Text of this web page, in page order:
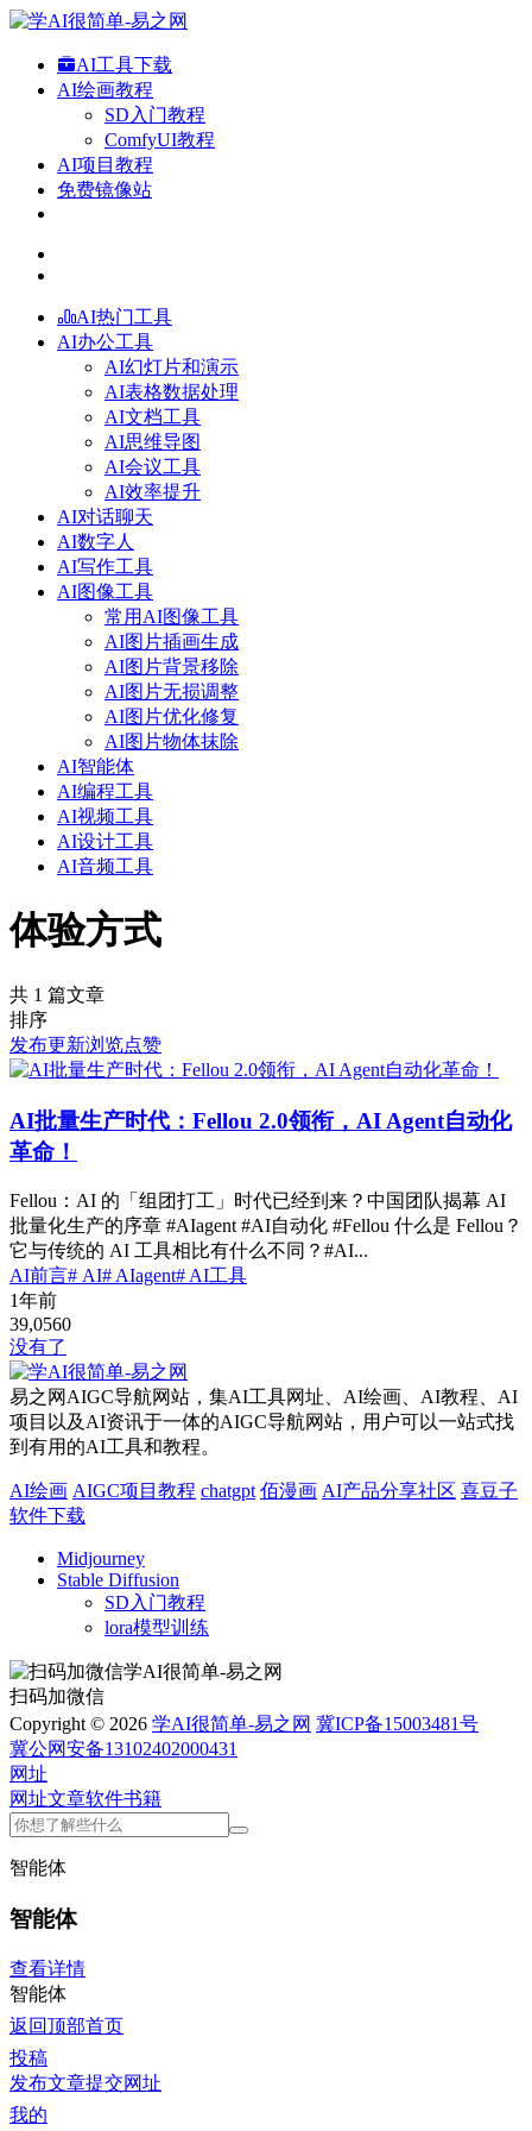
AI工具下载
AI绘画教程
SD入门教程
ComfyUI教程
AI项目教程
免费镜像站
AI热门工具
AI办公工具
AI幻灯片和演示
AI表格数据处理
AI文档工具
AI思维导图
AI会议工具
AI效率提升
AI对话聊天
AI数字人
AI写作工具
AI图像工具
常用AI图像工具
AI图片插画生成
AI图片背景移除
AI图片无损调整
AI图片优化修复
AI图片物体抹除
AI智能体
AI编程工具
AI视频工具
AI设计工具
AI音频工具
体验方式
共 1 篇文章
排序
发布更新浏览点赞
AI批量生产时代：Fellou 2.0领衔，AI Agent自动化
革命！
Fellou：AI 的「组团打工」时代已经到来？中国团队揭幕 AI
批量化生产的序章 #AIagent #AI自动化 #Fellou 什么是 Fellou？
它与传统的 AI 工具相比有什么不同？#AI...
AI前言# AI# AIagent# AI工具
1年前
39,0560
没有了
易之网AIGC导航网站，集AI工具网址、AI绘画、AI教程、AI
项目以及AI资讯于一体的AIGC导航网站，用户可以一站式找
到有用的AI工具和教程。
AI绘画 AIGC项目教程 chatgpt 佰漫画 AI产品分享社区 喜豆子
软件下载
Midjourney
Stable Diffusion
SD入门教程
lora模型训练
扫码加微信
Copyright © 2026 学AI很简单-易之网 冀ICP备15003481号
冀公网安备13102402000431
网址
网址文章软件书籍
智能体
智能体
查看详情
智能体
返回顶部首页
投稿
发布文章提交网址
我的